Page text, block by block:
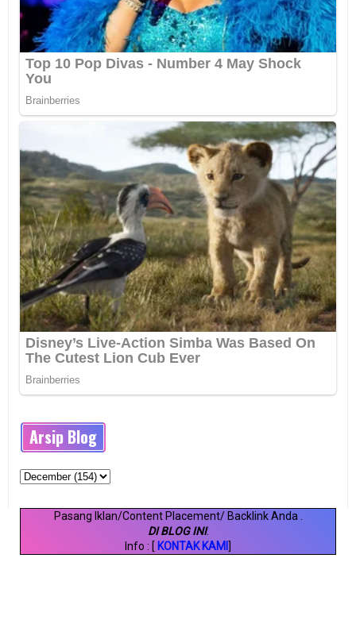
Arsip Blog
Pasang Iklan/Content Placement/ Backlink Anda
DI BLOG INI.
Info : [ KONTAK KAMI ]